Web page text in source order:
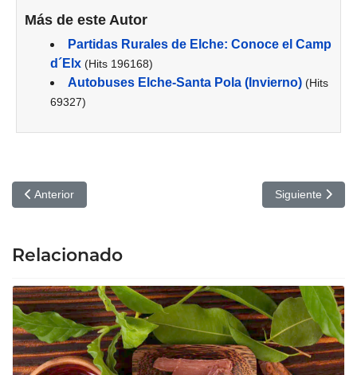
Más de este Autor
Partidas Rurales de Elche: Conoce el Camp
d´Elx (Hits 196168)
Autobuses Elche-Santa Pola (Invierno) (Hits
69327)
Artículo anterior: Grok: La Inteligencia Artificial de xAI que Está
Anterior Artículo
Siguiente
Relacionado